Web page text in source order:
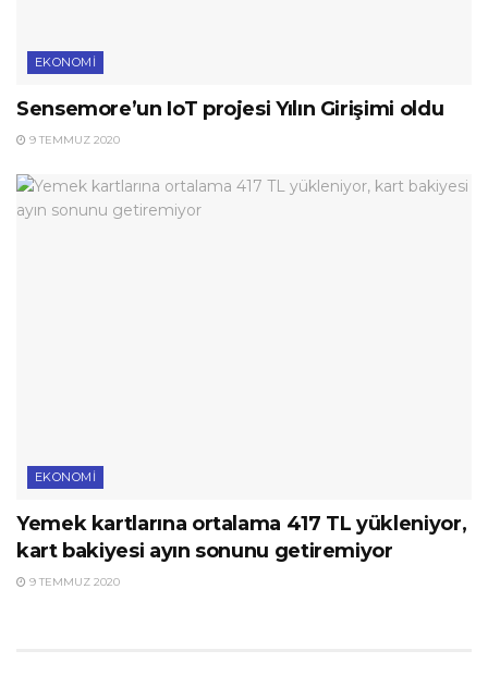
EKONOMI
Sensemore’un IoT projesi Yılın Girişimi oldu
9 TEMMUZ 2020
EKONOMI
Yemek kartlarına ortalama 417 TL yükleniyor,
kart bakiyesi ayın sonunu getiremiyor
9 TEMMUZ 2020